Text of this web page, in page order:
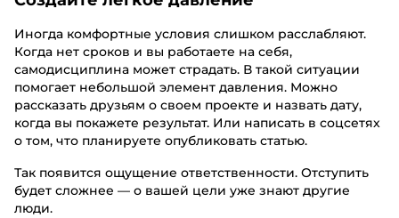
Иногда комфортные условия слишком расслабляют.
Когда нет сроков и вы работаете на себя,
самодисциплина может страдать. В такой ситуации
помогает небольшой элемент давления. Можно
рассказать друзьям о своем проекте и назвать дату,
когда вы покажете результат. Или написать в соцсетях
о том, что планируете опубликовать статью.
Так появится ощущение ответственности. Отступить
будет сложнее — о вашей цели уже знают другие
люди.